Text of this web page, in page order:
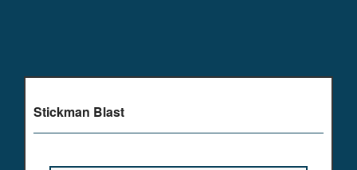
Stickman Blast